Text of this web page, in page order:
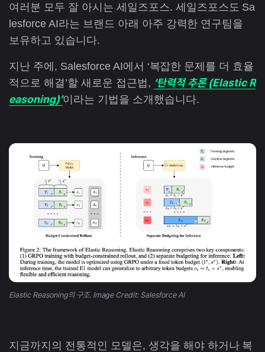
여러분 모두 잘 아시는 세일즈포스. 세일즈포스도 Sa
lesforce AI라는 브랜드 아래 아주 강력한 연구팀을
보유하고 있습니다.
지난 주에, Salesforce AI에서 ‘복잡한 문제를 더 효율
적으로 해결’할 새로운 접근법, ‘탄력적 추론 (Elastic R
easoning)’이라는 기법을 소개했습니다.
Elastic Reasoning의 구조. Image Credit: Salesforce AI
지금까지의 전통적인 모델은, 생각을 해야 하거나 복